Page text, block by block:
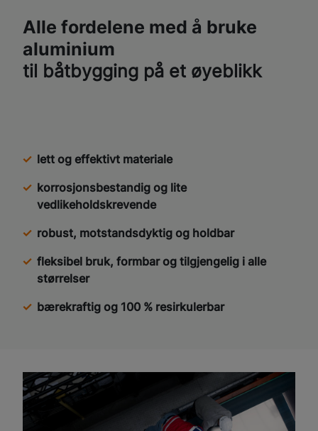
Alle fordelene med å bruke
aluminium
til båtbygging på et øyeblikk
lett og effektivt materiale
korrosjonsbestandig og lite
vedlikeholdskrevende
robust, motstandsdyktig og holdbar
fleksibel bruk, formbar og tilgjengelig i alle
størrelser
bærekraftig og 100 % resirkulerbar